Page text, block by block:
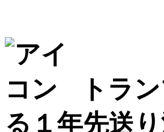
トラ
る１年先送